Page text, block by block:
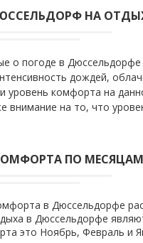
НА
о погоде в Дюссельдорфе
дождей,
уровень комфорта на
внимание на то, что
ПО МЕСЯЦАМ
в Дюссельдорфе
в Дюссельдорфе
это Ноябрь, Февраль и